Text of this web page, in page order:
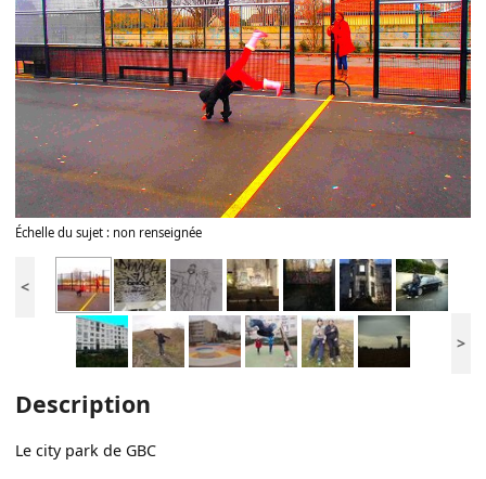
Échelle du sujet : non renseignée
<
>
Description
Le city park de GBC